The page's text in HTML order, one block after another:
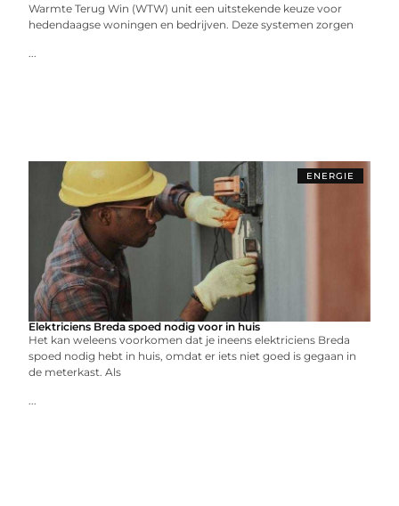
Warmte Terug Win (WTW) unit een uitstekende keuze voor
hedendaagse woningen en bedrijven. Deze systemen zorgen
...
ENERGIE
Elektriciens Breda spoed nodig voor in huis
Het kan weleens voorkomen dat je ineens elektriciens Breda
spoed nodig hebt in huis, omdat er iets niet goed is gegaan in
de meterkast. Als
...